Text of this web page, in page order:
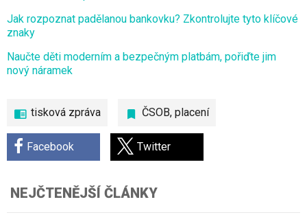
tisková zpráva ČSOB, placení
Facebook Twitter
Jak rozpoznat padělanou bankovku? Zkontrolujte tyto klíčové
znaky
Naučte děti moderním a bezpečným platbám, pořiďte jim
nový náramek
NEJČTENĚJŠÍ ČLÁNKY